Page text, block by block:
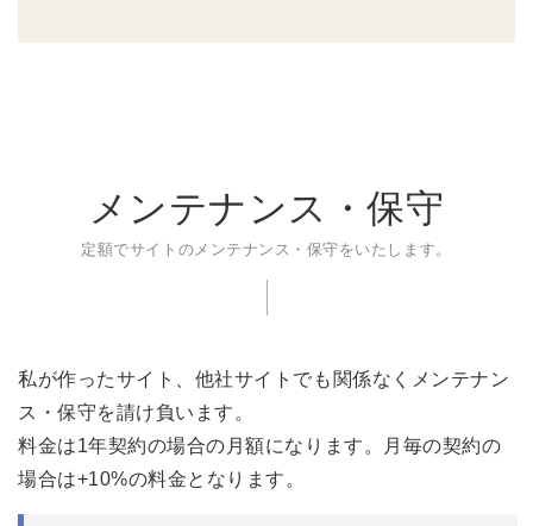
メンテナンス・保守
定額でサイトのメンテナンス・保守をいたします。
私が作ったサイト、他社サイトでも関係なくメンテナン
ス・保守を請け負います。
料金は1年契約の場合の月額になります。月毎の契約の
場合は+10%の料金となります。